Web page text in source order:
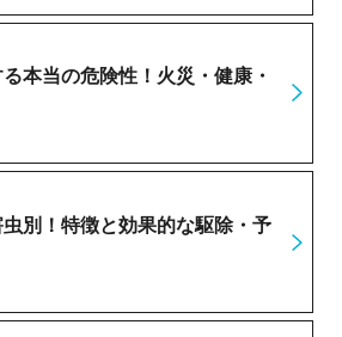
本当の危険性！火災・健康・
別！特徴と効果的な駆除・予